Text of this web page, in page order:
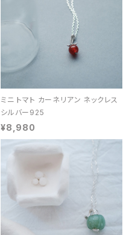
ミニ トマト カーネリアン ネックレス
シルバー925
¥8,980